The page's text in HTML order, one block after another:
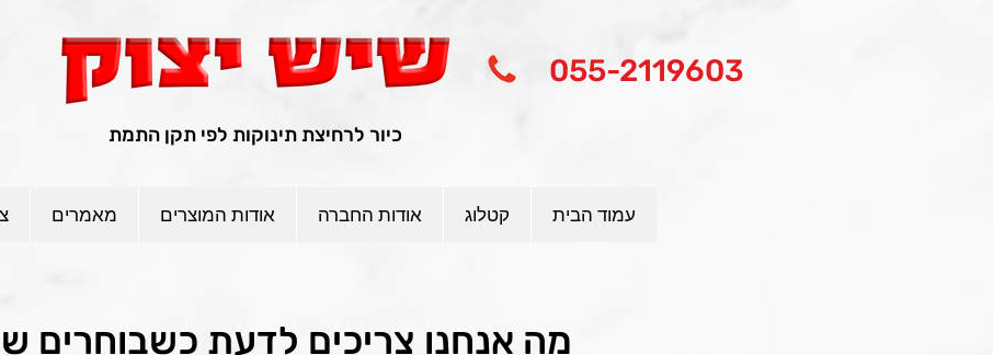
055-2119603
כיור לרחיצת תינוקות לפי תקן התמת
עמוד הבית קטלוג אודות החברה אודות המוצרים מאמרים
מה אנחנו צריכים לדעת כשבוחרים